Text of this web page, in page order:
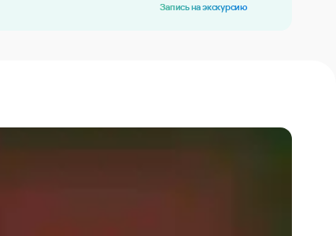
Запись на экскурсию